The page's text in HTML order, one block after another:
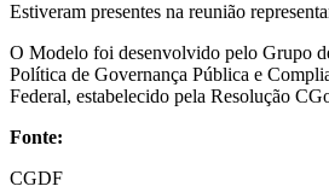
Estiveram presentes na reunião
O Modelo foi desenvolvido pelo Grupo
Política de Governança Pública e
Federal, estabelecido pela Resolução
Fonte:
CGDF